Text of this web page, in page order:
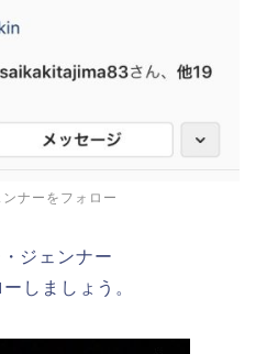
ナーをフォロー
ジェンナー
しましょう。